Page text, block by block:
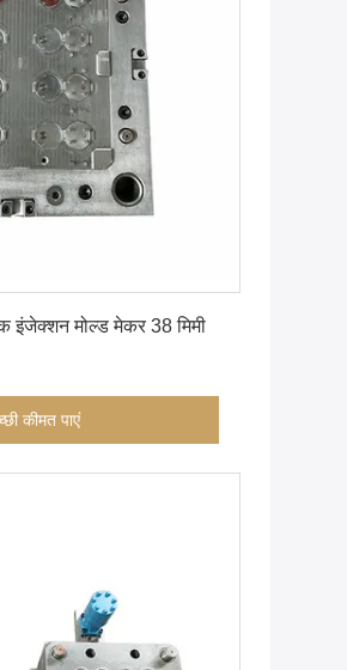
इंजेक्शन मोल्ड मेकर 38 मिमी
कीमत पाएं